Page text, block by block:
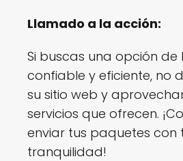
Llamado a la acción:
Si buscas una opción de
confiable y eficiente, no
su sitio web y
servicios que ofrecen.
enviar tus paquetes con
tranquilidad!